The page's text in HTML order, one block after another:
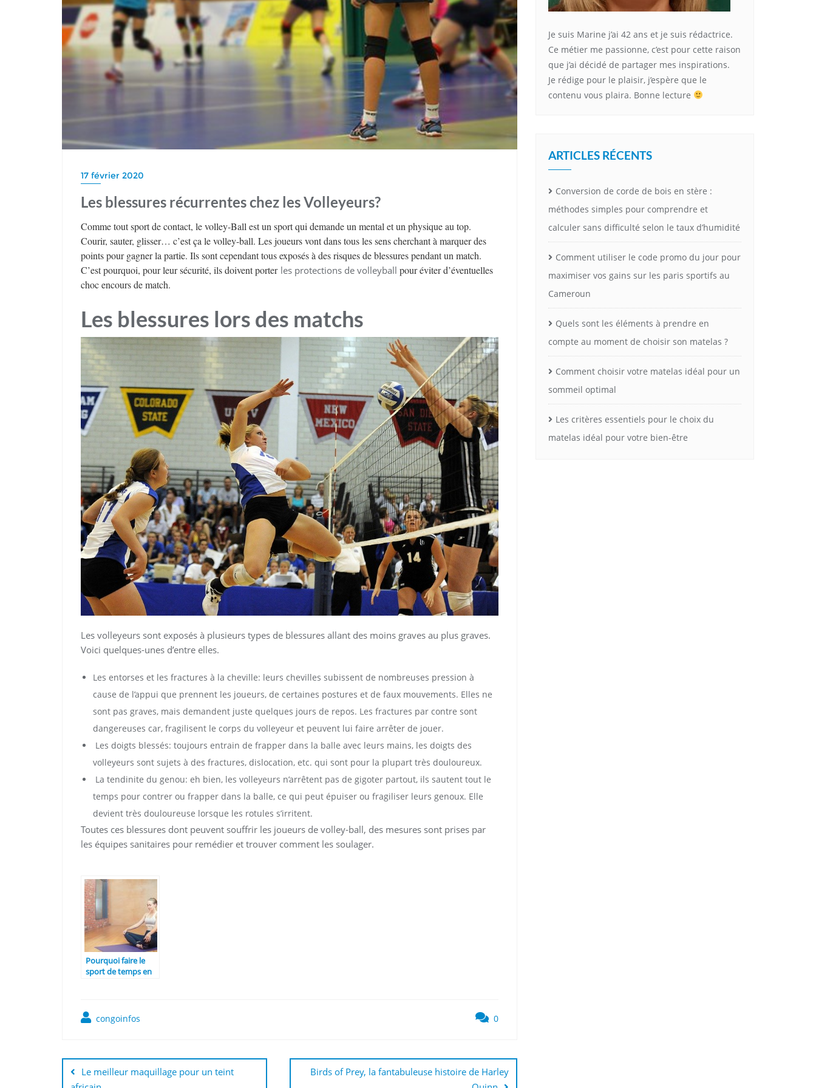
17 février 2020
Les blessures récurrentes chez les Volleyeurs?
Comme tout sport de contact, le volley-Ball est un sport qui demande un mental et un physique au top.
Courir, sauter, glisser… c’est ça le volley-ball. Les joueurs vont dans tous les sens cherchant à marquer des
points pour gagner la partie. Ils sont cependant tous exposés à des risques de blessures pendant un match.
C’est pourquoi, pour leur sécurité, ils doivent porter les protections de volleyball pour éviter d’éventuelles
choc encours de match.
Les blessures lors des matchs
Les volleyeurs sont exposés à plusieurs types de blessures allant des moins graves au plus graves.
Voici quelques-unes d’entre elles.
Les entorses et les fractures à la cheville: leurs chevilles subissent de nombreuses pression à
cause de l’appui que prennent les joueurs, de certaines postures et de faux mouvements. Elles ne
sont pas graves, mais demandent juste quelques jours de repos. Les fractures par contre sont
dangereuses car, fragilisent le corps du volleyeur et peuvent lui faire arrêter de jouer.
Les doigts blessés: toujours entrain de frapper dans la balle avec leurs mains, les doigts des
volleyeurs sont sujets à des fractures, dislocation, etc. qui sont pour la plupart très douloureux.
La tendinite du genou: eh bien, les volleyeurs n’arrêtent pas de gigoter partout, ils sautent tout le
temps pour contrer ou frapper dans la balle, ce qui peut épuiser ou fragiliser leurs genoux. Elle
devient très douloureuse lorsque les rotules s’irritent.
Toutes ces blessures dont peuvent souffrir les joueurs de volley-ball, des mesures sont prises par
les équipes sanitaires pour remédier et trouver comment les soulager.
Pourquoi faire le
sport de temps en
congoinfos 0
Navigation
deLe meilleur maquillage pour un teint
Birds of Prey, la fantabuleuse histoire de Harley
Je suis Marine j’ai 42 ans et je suis rédactrice.
Ce métier me passionne, c’est pour cette raison
que j’ai décidé de partager mes inspirations.
Je rédige pour le plaisir, j’espère que le
contenu vous plaira. Bonne lecture
ARTICLES RÉCENTS
Conversion de corde de bois en stère :
méthodes simples pour comprendre et
calculer sans difficulté selon le taux d’humidité
Comment utiliser le code promo du jour pour
maximiser vos gains sur les paris sportifs au
Cameroun
Quels sont les éléments à prendre en
compte au moment de choisir son matelas ?
Comment choisir votre matelas idéal pour un
sommeil optimal
Les critères essentiels pour le choix du
matelas idéal pour votre bien-être